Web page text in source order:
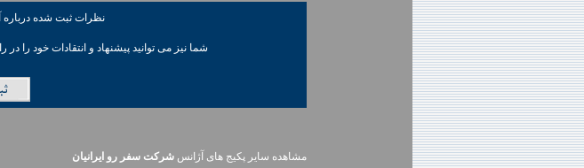
نظرات ثبت شده
شما نيز می توانيد پیشنهاد و انتقادات خود را در
مشاهده سایر پکیج های آژانس شرکت سفر رو ايرانيان